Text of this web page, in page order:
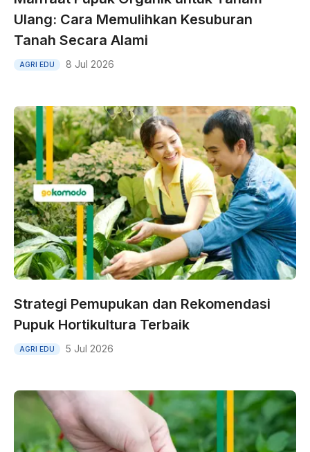
Ulang: Cara Memulihkan Kesuburan
Tanah Secara Alami
AGRI EDU 8 Jul 2026
Strategi Pemupukan dan Rekomendasi
Pupuk Hortikultura Terbaik
AGRI EDU 5 Jul 2026